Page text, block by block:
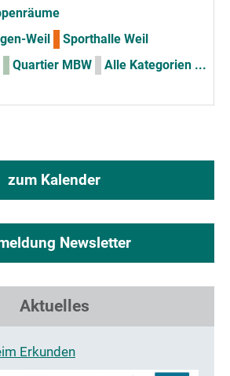
Weil
Sporthalle Weil
Quartier MBW Alle Kategorien ...
zum Kalender
Newsletter
Aktuelles
Erkunden